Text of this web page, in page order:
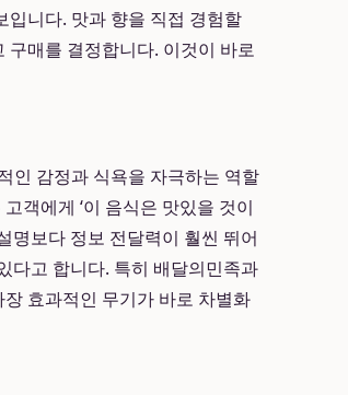
입니다. 맛과 향을 직접 경험할
구매를 결정합니다. 이것이 바로
인 감정과 식욕을 자극하는 역할
객에게 ‘이 음식은 맛있을 것이
명보다 정보 전달력이 훨씬 뛰어
다고 합니다. 특히 배달의민족과
효과적인 무기가 바로 차별화